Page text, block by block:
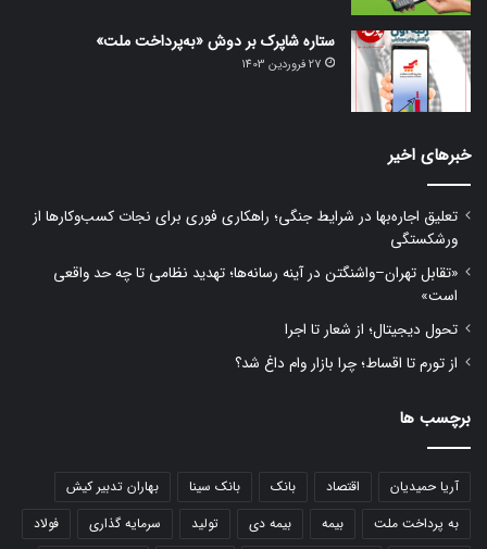
ستاره شاپرک بر دوش «به‌پرداخت ملت»
27 فروردین 1403
خبرهای اخیر
تعلیق اجاره‌بها در شرایط جنگی؛ راهکاری فوری برای نجات کسب‌وکارها از
ورشکستگی
«تقابل تهران–واشنگتن در آینه رسانه‌ها؛ تهدید نظامی تا چه حد واقعی
است»
تحول دیجیتال؛ از شعار تا اجرا
از تورم تا اقساط؛ چرا بازار وام داغ شد؟
برچسب ها
آریا حمیدیان اقتصاد بانک بانک سینا
بهاران تدبیر کیش
به پرداخت ملت
بیمه بیمه دی تولید سرمایه گذاری
فولاد